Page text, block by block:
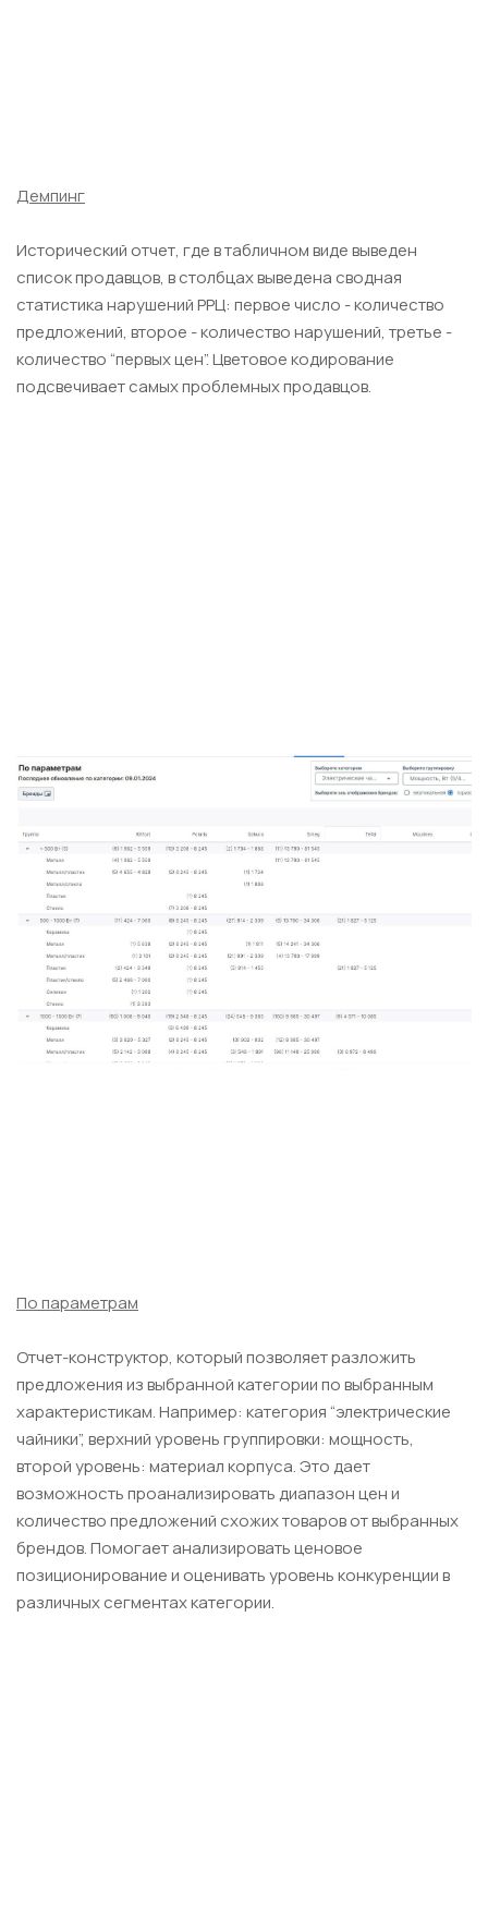
Демпинг
Исторический отчет, где в табличном виде выведен
список продавцов, в столбцах выведена сводная
статистика нарушений РРЦ: первое число - количество
предложений, второе - количество нарушений, третье -
количество “первых цен”. Цветовое кодирование
подсвечивает самых проблемных продавцов.
По параметрам
Отчет-конструктор, который позволяет разложить
предложения из выбранной категории по выбранным
характеристикам. Например: категория “электрические
чайники”, верхний уровень группировки: мощность,
второй уровень: материал корпуса. Это дает
возможность проанализировать диапазон цен и
количество предложений схожих товаров от выбранных
брендов. Помогает анализировать ценовое
позиционирование и оценивать уровень конкуренции в
различных сегментах категории.